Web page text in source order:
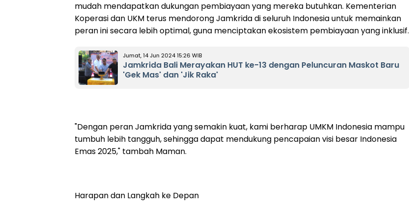
mudah mendapatkan dukungan pembiayaan yang mereka butuhkan. Kementerian
Koperasi dan UKM terus mendorong Jamkrida di seluruh Indonesia untuk memainkan
peran ini secara lebih optimal, guna menciptakan ekosistem pembiayaan yang inklusif.
Jumat, 14 Jun 2024 15:26 WIB
Jamkrida Bali Merayakan HUT ke-13 dengan Peluncuran Maskot Baru
'Gek Mas' dan 'Jik Raka'
"Dengan peran Jamkrida yang semakin kuat, kami berharap UMKM Indonesia mampu
tumbuh lebih tangguh, sehingga dapat mendukung pencapaian visi besar Indonesia
Emas 2025," tambah Maman.
Harapan dan Langkah ke Depan